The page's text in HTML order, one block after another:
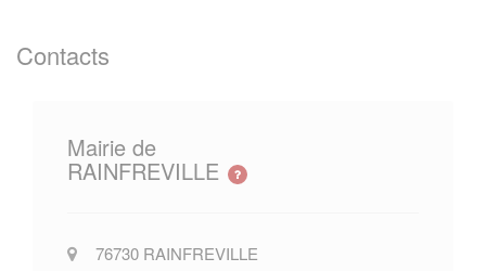
Contacts
Mairie de
RAINFREVILLE
76730 RAINFREVILLE